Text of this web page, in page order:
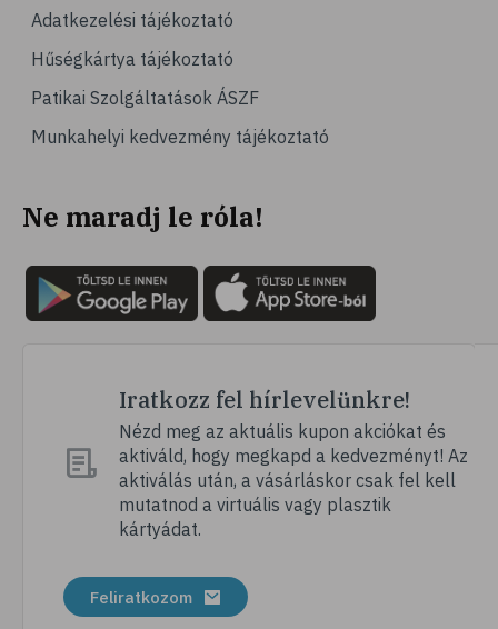
# kardiológia
# kardiovaszkuláris betegségek
# szív- és érrendszer
# vérnyomás
# mozgás
# pszichológia
# hátfájás
# vérnyomáscsökkentés
# megfázás
# influenza
# fertőző betegségek
# köhögés
Adatkezelési tájékoztató
Hűségkártya tájékoztató
Patikai Szolgáltatások ÁSZF
Munkahelyi kedvezmény tájékoztató
Ne maradj le róla!
Iratkozz fel hírlevelünkre!
Nézd meg az aktuális kupon akciókat és
aktiváld, hogy megkapd a kedvezményt! Az
aktiválás után, a vásárláskor csak fel kell
mutatnod a virtuális vagy plasztik
kártyádat.
Feliratkozom